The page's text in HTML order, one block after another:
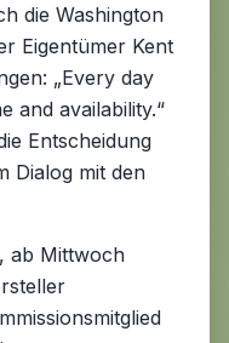
die Washington
Eigentümer Kent
„Every day
and availability.“
Entscheidung
Dialog mit den
ab Mittwoch